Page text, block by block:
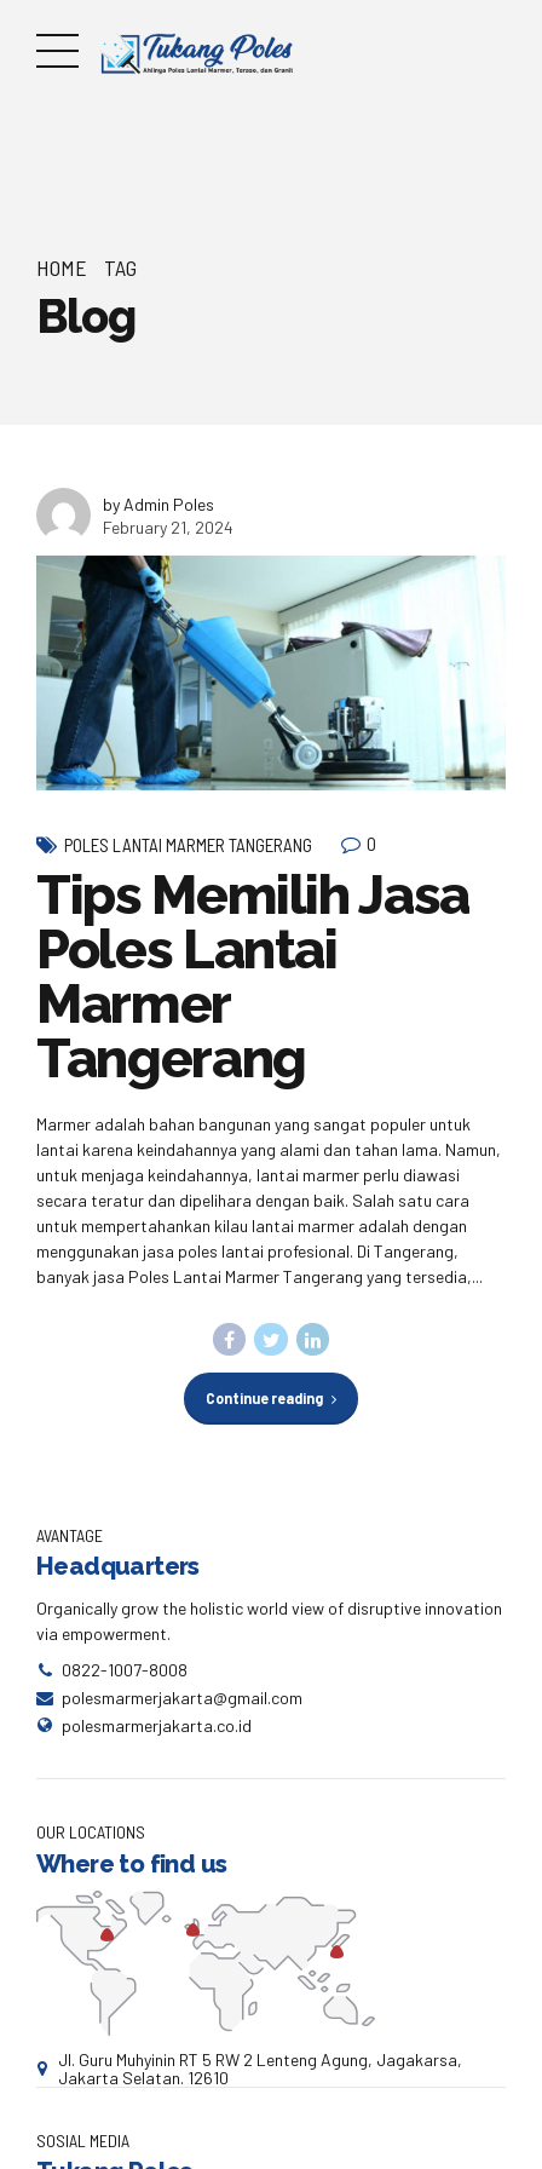
HOME TAG
Blog
by Admin Poles
February 21, 2024
POLES LANTAI MARMER TANGERANG 0
Tips Memilih Jasa
Poles Lantai
Marmer
Tangerang
Marmer adalah bahan bangunan yang sangat populer untuk
lantai karena keindahannya yang alami dan tahan lama. Namun,
untuk menjaga keindahannya, lantai marmer perlu diawasi
secara teratur dan dipelihara dengan baik. Salah satu cara
untuk mempertahankan kilau lantai marmer adalah dengan
menggunakan jasa poles lantai profesional. Di Tangerang,
banyak jasa Poles Lantai Marmer Tangerang yang tersedia,...
Continue reading
AVANTAGE
Headquarters
Organically grow the holistic world view of disruptive innovation
via empowerment.
0822-1007-8008
polesmarmerjakarta@gmail.com
polesmarmerjakarta.co.id
OUR LOCATIONS
Where to find us
Jl. Guru Muhyinin RT 5 RW 2 Lenteng Agung, Jagakarsa,
Jakarta Selatan. 12610
SOSIAL MEDIA